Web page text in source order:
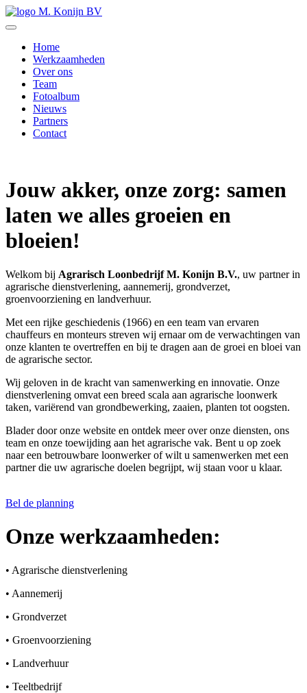
Home
Werkzaamheden
Over ons
Team
Fotoalbum
Nieuws
Partners
Contact
Jouw akker, onze zorg: samen
laten we alles groeien en
bloeien!
Welkom bij Agrarisch Loonbedrijf M. Konijn B.V., uw partner in
agrarische dienstverlening, aannemerij, grondverzet,
groenvoorziening en landverhuur.
Met een rijke geschiedenis (1966) en een team van ervaren
chauffeurs en monteurs streven wij ernaar om de verwachtingen van
onze klanten te overtreffen en bij te dragen aan de groei en bloei van
de agrarische sector.
Wij geloven in de kracht van samenwerking en innovatie. Onze
dienstverlening omvat een breed scala aan agrarische loonwerk
taken, variërend van grondbewerking, zaaien, planten tot oogsten.
Blader door onze website en ontdek meer over onze diensten, ons
team en onze toewijding aan het agrarische vak. Bent u op zoek
naar een betrouwbare loonwerker of wilt u samenwerken met een
partner die uw agrarische doelen begrijpt, wij staan voor u klaar.
Bel de planning
Onze werkzaamheden:
• Agrarische dienstverlening
• Aannemerij
• Grondverzet
• Groenvoorziening
• Landverhuur
• Teeltbedrijf